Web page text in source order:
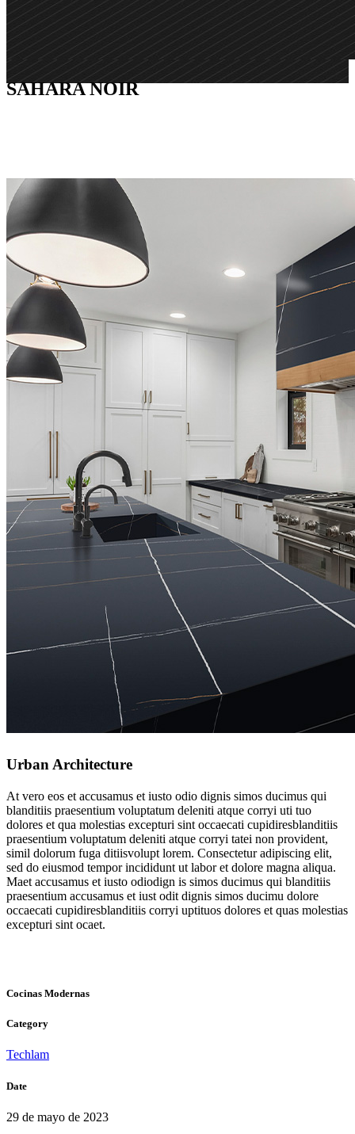
SAHARA NOIR
Urban Architecture
At vero eos et accusamus et iusto odio dignis simos ducimus qui
blanditiis praesentium voluptatum deleniti atque corryi uti tuo
dolores et qua molestias excepturi sint occaecati cupidiresblanditiis
praesentium voluptatum deleniti atque corryi tatei non provident,
simil dolorum fuga ditiisvolupt lorem. Consectetur adipiscing elit,
sed do eiusmod tempor incididunt ut labor et dolore magna aliqua.
Maet accusamus et iusto odiodign is simos ducimus qui blanditiis
praesentium accusamus et iust odit dignis simos ducimu dolore
occaecati cupidiresblanditiis corryi uptituos dolores et quas molestias
excepturi sint ocaet.
Cocinas Modernas
Category
Techlam
Date
29 de mayo de 2023